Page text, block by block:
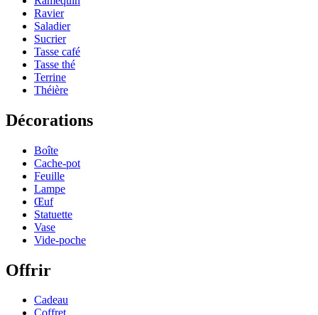
Ravier
Saladier
Sucrier
Tasse café
Tasse thé
Terrine
Théière
Décorations
Boîte
Cache-pot
Feuille
Lampe
Œuf
Statuette
Vase
Vide-poche
Offrir
Cadeau